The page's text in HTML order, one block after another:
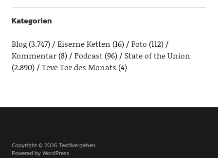
Kategorien
Blog(3.747) Eiserne Ketten (16) Foto (112)
Kommentar(8) Podcast(96)
State of the Union
(2.890)
Teve Tor des Monats (4)
Copyright © 2026 Textilvergehen
Powered byWordPress